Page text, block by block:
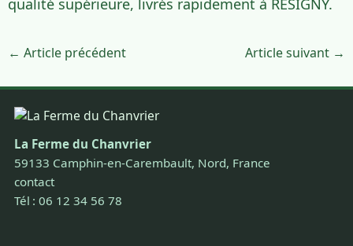
← Article précédent Article suivant →
La Ferme du Chanvrier
59133 Camphin-en-Carembault, Nord, France
contact
Tél : 06 12 34 56 78